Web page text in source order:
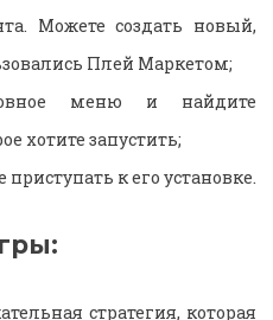
Можете создать новый,
Плей Маркетом;
меню и найдите
хотите запустить;
приступать к его установке.
стратегия, которая